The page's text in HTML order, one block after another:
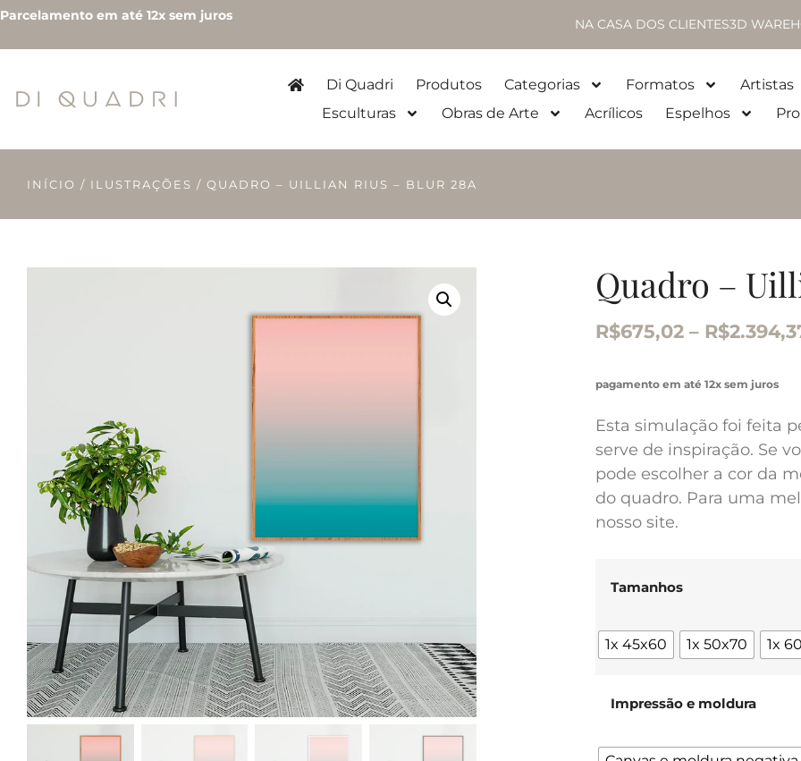
Parcelamento em até 12x sem juros
NA CASA DOS CLIENTES3D
Di Quadri Produtos Categorias Formatos Artistas
Esculturas
Obras de Arte Acrílicos Espelhos
INÍCIO / ILUSTRAÇÕES / QUADRO – UILLIAN RIUS – BLUR 28A
Quadro –
R$675,02 – R$
pagamento em até 12x sem juros
Esta simulação foi feita
serve de inspiração. Se
pode escolher a cor da
do quadro. Para uma
nosso site.
Tamanhos
1x 45x60 1x 50x70 1x
Impressão e moldura